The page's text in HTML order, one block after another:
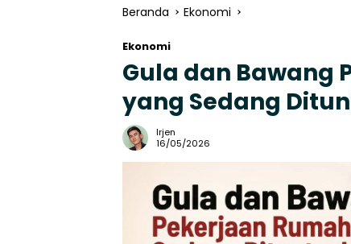
Beranda Ekonomi
Ekonomi
Gula dan Bawang
yang Sedang
Irjen
16/05/2026